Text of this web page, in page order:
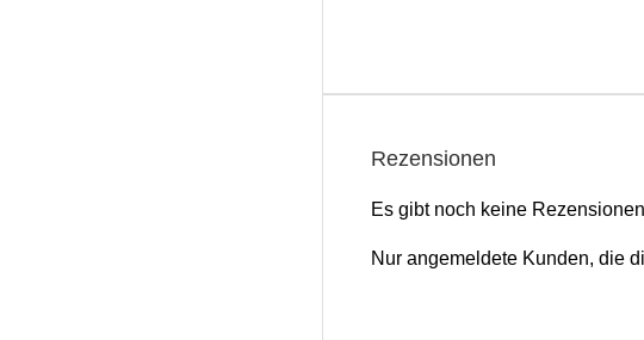
Rezensionen
Es gibt noch keine
Nur angemeldete Kunden, die